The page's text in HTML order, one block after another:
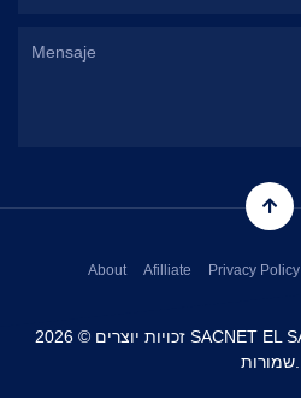
זכויות יוצרים © 2026 SACNET EL SALVADOR CORP כל הזכויות
שמורות.
About Afilliate Privacy Policy